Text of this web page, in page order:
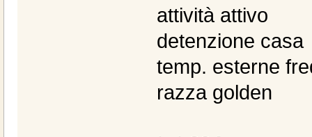
attività attivo
detenzione casa
temp. esterne
razza golden